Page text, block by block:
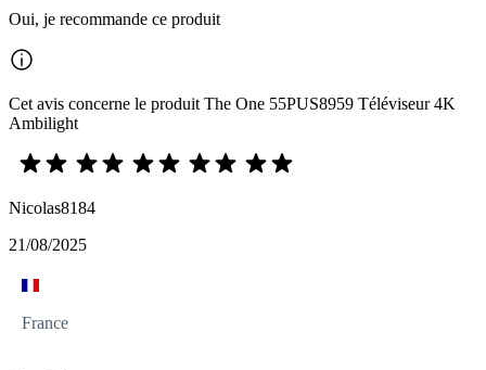
Oui, je recommande ce produit
Cet avis concerne le produit The One 55PUS8959 Téléviseur 4K
Ambilight
Nicolas8184
21/08/2025
France